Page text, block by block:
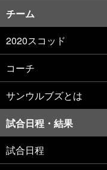
チーム
2020スコッド
コーチ
サンウルブズとは
試合日程・結果
試合日程